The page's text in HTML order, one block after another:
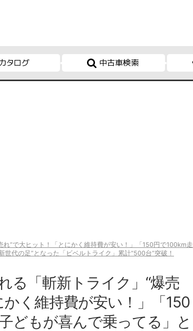
カタログ 中古車検索
”で大ヒット！「とにかく維持費が安い！」「150円で100km走
代の足”となった「ビベルトライク」累計“500台”突破！
る「斬新トライク」“爆売
く維持費が安い！」「150
どもが喜んで乗ってる」と